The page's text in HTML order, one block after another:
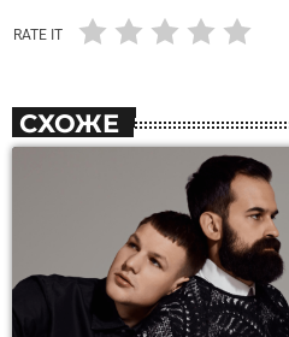
RATE IT
СХОЖЕ